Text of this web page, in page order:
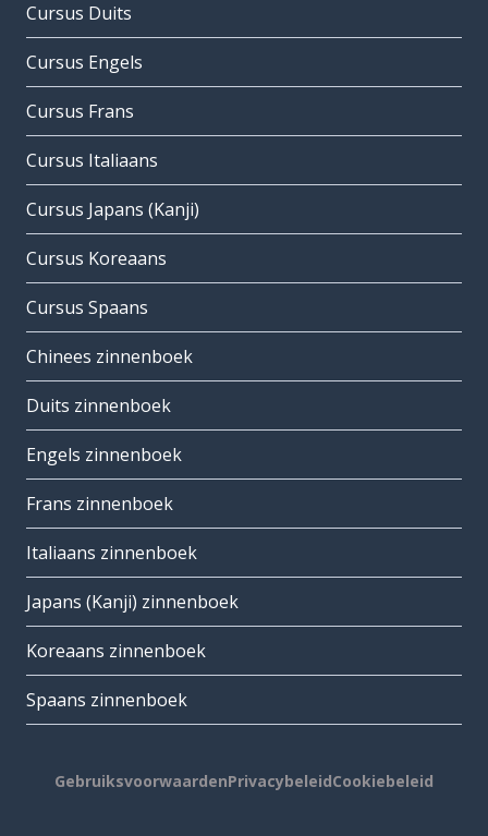
Cursus Duits
Cursus Engels
Cursus Frans
Cursus Italiaans
Cursus Japans (Kanji)
Cursus Koreaans
Cursus Spaans
Chinees zinnenboek
Duits zinnenboek
Engels zinnenboek
Frans zinnenboek
Italiaans zinnenboek
Japans (Kanji) zinnenboek
Koreaans zinnenboek
Spaans zinnenboek
GebruiksvoorwaardenPrivacybeleidCookiebeleid